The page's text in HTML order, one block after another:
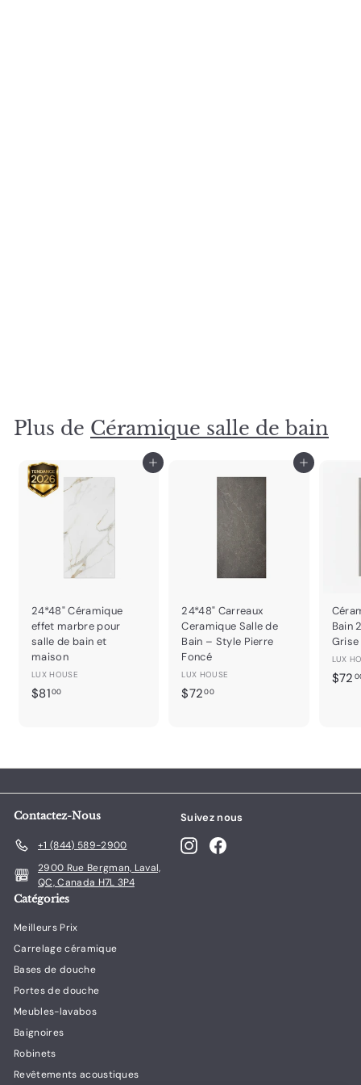
0
Plus de Céramique salle de bain
Ajouter au panier
24*48" Céramique
effet marbre pour
salle de bain et
maison
LUX HOUSE
$8100$
Ajouter au panier
24*48" Carreaux
Ceramique Salle de
Bain – Style Pierre
Foncé
LUX HOUSE
$7200$
Bain
LUX
$72
Contactez-Nous
+1 (844) 589-2900
2900 Rue Bergman, Laval,
QC, Canada H7L 3P4
Suivez nous
InstagramFacebook
Catégories
Meilleurs Prix
Carrelage céramique
Bases de douche
Portes de douche
Meubles-lavabos
Baignoires
Robinets
Revêtements acoustiques